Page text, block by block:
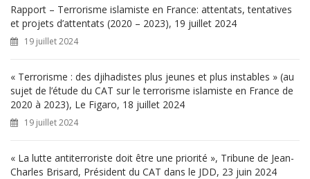
h
e
r
Rapport – Terrorisme islamiste en France: attentats, tentatives
et projets d’attentats (2020 – 2023), 19 juillet 2024
19 juillet 2024
« Terrorisme : des djihadistes plus jeunes et plus instables » (au
sujet de l’étude du CAT sur le terrorisme islamiste en France de
2020 à 2023), Le Figaro, 18 juillet 2024
19 juillet 2024
« La lutte antiterroriste doit être une priorité », Tribune de Jean-
Charles Brisard, Président du CAT dans le JDD, 23 juin 2024